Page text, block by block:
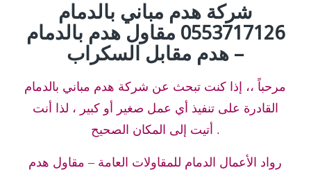
شركة هدم مباني بالدمام
0553717126 مقاول هدم بالدمام
– هدم مقابل السكراب
مرحباً ،، إذا كنت تبحث عن شركة هدم مباني بالدمام
القادرة على تنفيذ أي عمل صغير أو كبير ، لذا أنت
أتيت إلى المكان الصحيح .
رواد الأعمال الدمام للمقاولات العامة – مقاول هدم